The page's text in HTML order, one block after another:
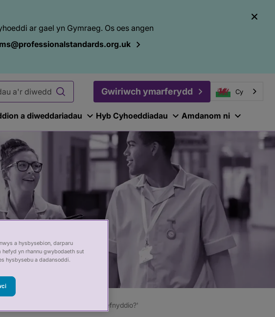
ar gael yn Gymraeg. Os oes angen
Gwiriwch ymarferydd Cy
a diweddariadau Hyb Cyhoeddiadau Amdanom ni
ar sut maen nhw'n ei ddefnyddio?'
a hysbysebion, darparu
yn rhannu gwybodaeth sut
hysbysebu a dadansoddi.